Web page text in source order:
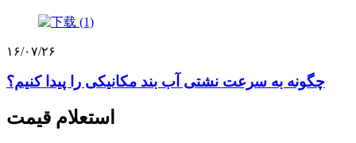
۱۶/۰۷/۲۶
چگونه به سرعت نشتی آب بند مکانیکی را پیدا کنیم؟
استعلام قیمت